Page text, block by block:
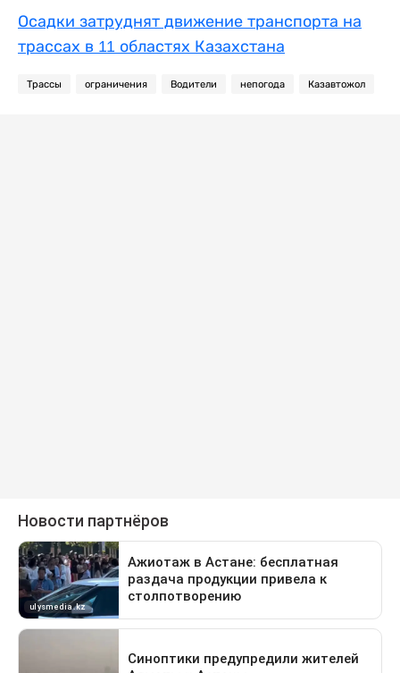
Осадки затруднят движение транспорта на
трассах в 11 областях Казахстана
Трассы ограничения Водители непогода Казавтожол